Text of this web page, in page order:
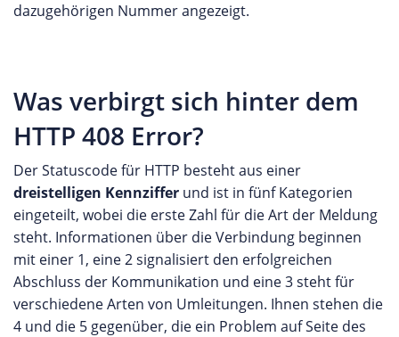
dazugehörigen Nummer angezeigt.
Was verbirgt sich hinter dem
HTTP 408 Error?
Der Statuscode für HTTP besteht aus einer
dreistelligen Kennziffer und ist in fünf Kategorien
eingeteilt, wobei die erste Zahl für die Art der Meldung
steht. Informationen über die Verbindung beginnen
mit einer 1, eine 2 signalisiert den erfolgreichen
Abschluss der Kommunikation und eine 3 steht für
verschiedene Arten von Umleitungen. Ihnen stehen die
4 und die 5 gegenüber, die ein Problem auf Seite des